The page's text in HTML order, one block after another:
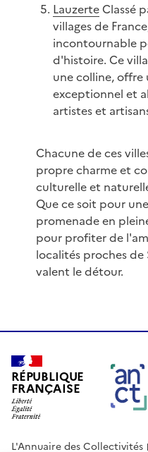
LauzerteClassé
villages de
incontournable
d'histoire. Ce
une colline, offre
exceptionnel et
artistes et
Chacune de ces
propre charme et
culturelle et
Que ce soit pour
promenade en
pour profiter de
localités proches de
valent le détour.
RÉPUBLIQUE
FRANÇAISE
L'Annuaire des Collectivités